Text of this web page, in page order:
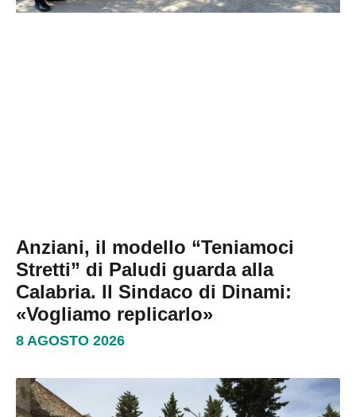
Anziani, il modello “Teniamoci
Stretti” di Paludi guarda alla
Calabria. Il Sindaco di Dinami:
«Vogliamo replicarlo»
8 AGOSTO 2026